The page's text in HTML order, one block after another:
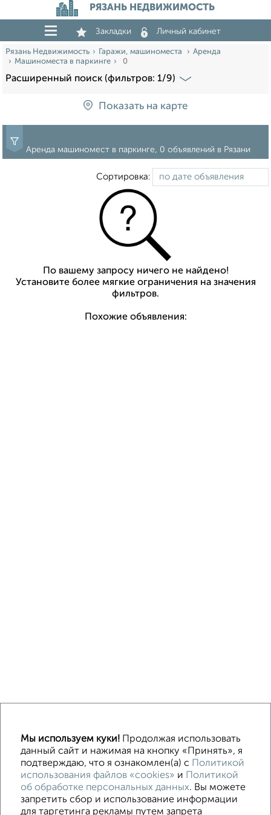
РЯЗАНЬ НЕДВИЖИМОСТЬ
Закладки Личный кабинет
Рязань Недвижимость Гаражи, машиноместа
Аренда
Машиноместа в паркинге
0
Расширенный поиск (фильтров: 1/9)
Показать на карте
Аренда машиномест в паркинге, 0 объявлений в Рязани
Сортировка:
По вашему запросу ничего не найдено!
Установите более мягкие ограничения на значения
фильтров.
Похожие объявления:
Машиноместа в паркинге Без посредников
Контакты
Политика конфиденциальности
Пользовательское соглашение
Рязань, улица Право-Лыбедская 40
© 2015–2026
Сайт-доска объявлений недвижимости
Мы используем куки!Продолжая использовать
данный сайт и нажимая на кнопку «Принять», я
подтверждаю, что я ознакомлен(а) с Политикой
использования файлов «cookies» и Политикой
об обработке персональных данных. Вы можете
запретить сбор и использование информации
для таргетинга рекламы путем запрета